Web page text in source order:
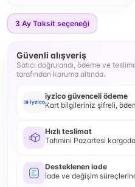
3 Ay Taksit seçeneği
Güvenli alışveriş
Satıcı doğrulandı, ödeme ve
tarafından koruma altında.
iyzico güvenceli ödeme
Kart bilgileriniz şifreli,
Hızlı teslimat
Tahmini Pazartesi kargoda
Desteklenen iade
İade ve değişim